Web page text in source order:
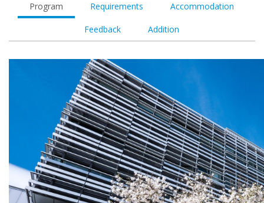
Program Requirements Accommodation
Feedback Addition